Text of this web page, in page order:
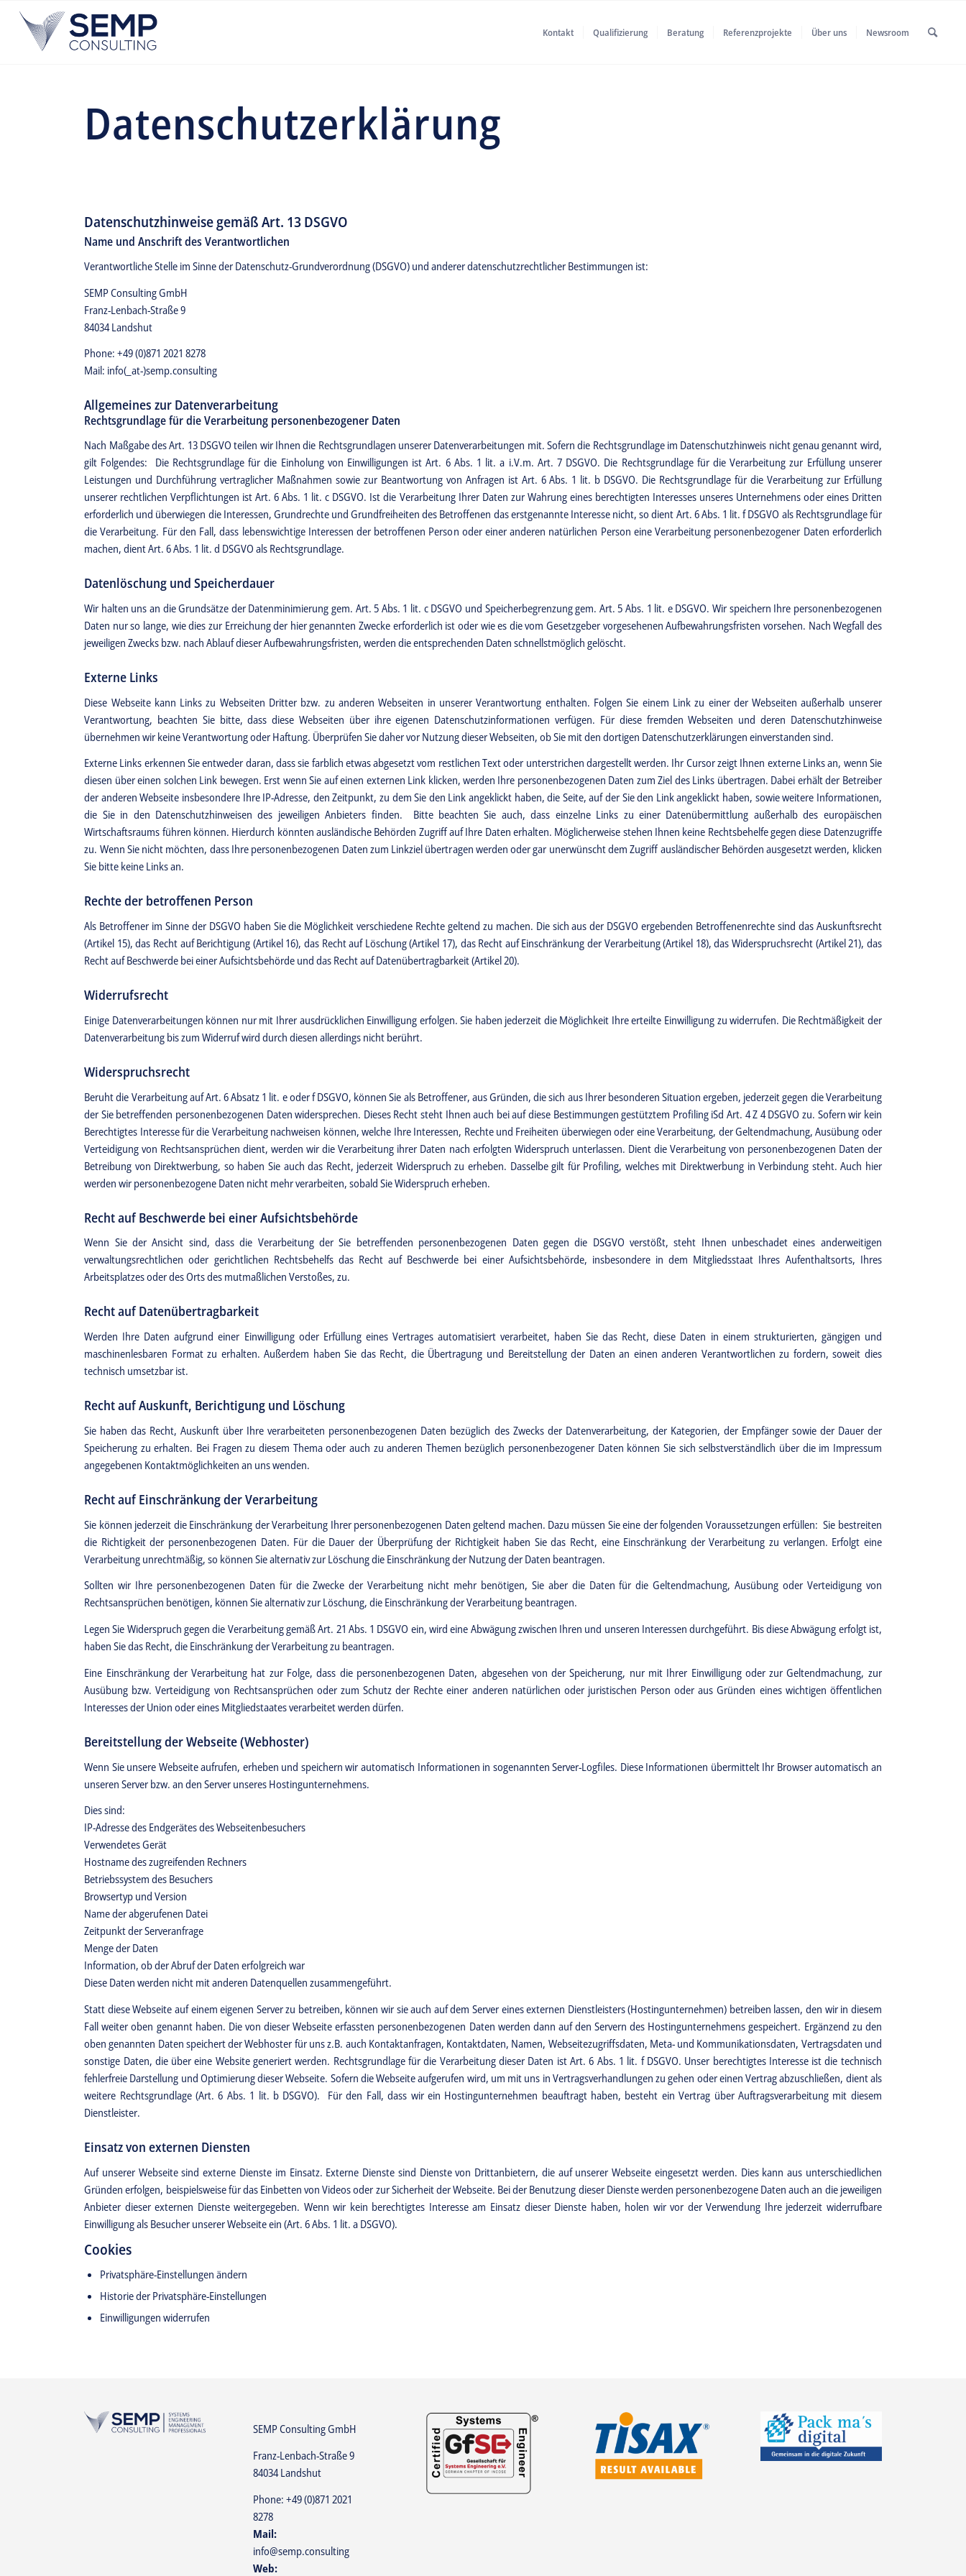
Kontakt Qualifizierung Beratung Referenzprojekte Über uns Newsroom
Datenschutzerklärung
Datenschutzhinweise gemäß Art. 13 DSGVO
Name und Anschrift des Verantwortlichen
Verantwortliche Stelle im Sinne der Datenschutz-Grundverordnung (DSGVO) und anderer datenschutzrechtlicher Bestimmungen ist:
SEMP Consulting GmbH
Franz-Lenbach-Straße 9
84034 Landshut
Phone: +49 (0)871 2021 8278
Mail: info(_at-)semp.consulting
Allgemeines zur Datenverarbeitung
Rechtsgrundlage für die Verarbeitung personenbezogener Daten
Nach Maßgabe des Art. 13 DSGVO teilen wir Ihnen die Rechtsgrundlagen unserer Datenverarbeitungen mit. Sofern die Rechtsgrundlage im Datenschutzhinweis nicht genau genannt wird,
gilt Folgendes: Die Rechtsgrundlage für die Einholung von Einwilligungen ist Art. 6 Abs. 1 lit. a i.V.m. Art. 7 DSGVO. Die Rechtsgrundlage für die Verarbeitung zur Erfüllung unserer
Leistungen und Durchführung vertraglicher Maßnahmen sowie zur Beantwortung von Anfragen ist Art. 6 Abs. 1 lit. b DSGVO. Die Rechtsgrundlage für die Verarbeitung zur Erfüllung
unserer rechtlichen Verpflichtungen ist Art. 6 Abs. 1 lit. c DSGVO. Ist die Verarbeitung Ihrer Daten zur Wahrung eines berechtigten Interesses unseres Unternehmens oder eines Dritten
erforderlich und überwiegen die Interessen, Grundrechte und Grundfreiheiten des Betroffenen das erstgenannte Interesse nicht, so dient Art. 6 Abs. 1 lit. f DSGVO als Rechtsgrundlage für
die Verarbeitung. Für den Fall, dass lebenswichtige Interessen der betroffenen Person oder einer anderen natürlichen Person eine Verarbeitung personenbezogener Daten erforderlich
machen, dient Art. 6 Abs. 1 lit. d DSGVO als Rechtsgrundlage.
Datenlöschung und Speicherdauer
Wir halten uns an die Grundsätze der Datenminimierung gem. Art. 5 Abs. 1 lit. c DSGVO und Speicherbegrenzung gem. Art. 5 Abs. 1 lit. e DSGVO. Wir speichern Ihre personenbezogenen
Daten nur so lange, wie dies zur Erreichung der hier genannten Zwecke erforderlich ist oder wie es die vom Gesetzgeber vorgesehenen Aufbewahrungsfristen vorsehen. Nach Wegfall des
jeweiligen Zwecks bzw. nach Ablauf dieser Aufbewahrungsfristen, werden die entsprechenden Daten schnellstmöglich gelöscht.
Externe Links
Diese Webseite kann Links zu Webseiten Dritter bzw. zu anderen Webseiten in unserer Verantwortung enthalten. Folgen Sie einem Link zu einer der Webseiten außerhalb unserer
Verantwortung, beachten Sie bitte, dass diese Webseiten über ihre eigenen Datenschutzinformationen verfügen. Für diese fremden Webseiten und deren Datenschutzhinweise
übernehmen wir keine Verantwortung oder Haftung. Überprüfen Sie daher vor Nutzung dieser Webseiten, ob Sie mit den dortigen Datenschutzerklärungen einverstanden sind.
Externe Links erkennen Sie entweder daran, dass sie farblich etwas abgesetzt vom restlichen Text oder unterstrichen dargestellt werden. Ihr Cursor zeigt Ihnen externe Links an, wenn Sie
diesen über einen solchen Link bewegen. Erst wenn Sie auf einen externen Link klicken, werden Ihre personenbezogenen Daten zum Ziel des Links übertragen. Dabei erhält der Betreiber
der anderen Webseite insbesondere Ihre IP-Adresse, den Zeitpunkt, zu dem Sie den Link angeklickt haben, die Seite, auf der Sie den Link angeklickt haben, sowie weitere Informationen,
die Sie in den Datenschutzhinweisen des jeweiligen Anbieters finden. Bitte beachten Sie auch, dass einzelne Links zu einer Datenübermittlung außerhalb des europäischen
Wirtschaftsraums führen können. Hierdurch könnten ausländische Behörden Zugriff auf Ihre Daten erhalten. Möglicherweise stehen Ihnen keine Rechtsbehelfe gegen diese Datenzugriffe
zu. Wenn Sie nicht möchten, dass Ihre personenbezogenen Daten zum Linkziel übertragen werden oder gar unerwünscht dem Zugriff ausländischer Behörden ausgesetzt werden, klicken
Sie bitte keine Links an.
Rechte der betroffenen Person
Als Betroffener im Sinne der DSGVO haben Sie die Möglichkeit verschiedene Rechte geltend zu machen. Die sich aus der DSGVO ergebenden Betroffenenrechte sind das Auskunftsrecht
(Artikel 15), das Recht auf Berichtigung (Artikel 16), das Recht auf Löschung (Artikel 17), das Recht auf Einschränkung der Verarbeitung (Artikel 18), das Widerspruchsrecht (Artikel 21), das
Recht auf Beschwerde bei einer Aufsichtsbehörde und das Recht auf Datenübertragbarkeit (Artikel 20).
Widerrufsrecht
Einige Datenverarbeitungen können nur mit Ihrer ausdrücklichen Einwilligung erfolgen. Sie haben jederzeit die Möglichkeit Ihre erteilte Einwilligung zu widerrufen. Die Rechtmäßigkeit der
Datenverarbeitung bis zum Widerruf wird durch diesen allerdings nicht berührt.
Widerspruchsrecht
Beruht die Verarbeitung auf Art. 6 Absatz 1 lit. e oder f DSGVO, können Sie als Betroffener, aus Gründen, die sich aus Ihrer besonderen Situation ergeben, jederzeit gegen die Verarbeitung
der Sie betreffenden personenbezogenen Daten widersprechen. Dieses Recht steht Ihnen auch bei auf diese Bestimmungen gestütztem Profiling iSd Art. 4 Z 4 DSGVO zu. Sofern wir kein
Berechtigtes Interesse für die Verarbeitung nachweisen können, welche Ihre Interessen, Rechte und Freiheiten überwiegen oder eine Verarbeitung, der Geltendmachung, Ausübung oder
Verteidigung von Rechtsansprüchen dient, werden wir die Verarbeitung ihrer Daten nach erfolgten Widerspruch unterlassen. Dient die Verarbeitung von personenbezogenen Daten der
Betreibung von Direktwerbung, so haben Sie auch das Recht, jederzeit Widerspruch zu erheben. Dasselbe gilt für Profiling, welches mit Direktwerbung in Verbindung steht. Auch hier
werden wir personenbezogene Daten nicht mehr verarbeiten, sobald Sie Widerspruch erheben.
Recht auf Beschwerde bei einer Aufsichtsbehörde
Wenn Sie der Ansicht sind, dass die Verarbeitung der Sie betreffenden personenbezogenen Daten gegen die DSGVO verstößt, steht Ihnen unbeschadet eines anderweitigen
verwaltungsrechtlichen oder gerichtlichen Rechtsbehelfs das Recht auf Beschwerde bei einer Aufsichtsbehörde, insbesondere in dem Mitgliedsstaat Ihres Aufenthaltsorts, Ihres
Arbeitsplatzes oder des Orts des mutmaßlichen Verstoßes, zu.
Recht auf Datenübertragbarkeit
Werden Ihre Daten aufgrund einer Einwilligung oder Erfüllung eines Vertrages automatisiert verarbeitet, haben Sie das Recht, diese Daten in einem strukturierten, gängigen und
maschinenlesbaren Format zu erhalten. Außerdem haben Sie das Recht, die Übertragung und Bereitstellung der Daten an einen anderen Verantwortlichen zu fordern, soweit dies
technisch umsetzbar ist.
Recht auf Auskunft, Berichtigung und Löschung
Sie haben das Recht, Auskunft über Ihre verarbeiteten personenbezogenen Daten bezüglich des Zwecks der Datenverarbeitung, der Kategorien, der Empfänger sowie der Dauer der
Speicherung zu erhalten. Bei Fragen zu diesem Thema oder auch zu anderen Themen bezüglich personenbezogener Daten können Sie sich selbstverständlich über die im Impressum
angegebenen Kontaktmöglichkeiten an uns wenden.
Recht auf Einschränkung der Verarbeitung
Sie können jederzeit die Einschränkung der Verarbeitung Ihrer personenbezogenen Daten geltend machen. Dazu müssen Sie eine der folgenden Voraussetzungen erfüllen: Sie bestreiten
die Richtigkeit der personenbezogenen Daten. Für die Dauer der Überprüfung der Richtigkeit haben Sie das Recht, eine Einschränkung der Verarbeitung zu verlangen. Erfolgt eine
Verarbeitung unrechtmäßig, so können Sie alternativ zur Löschung die Einschränkung der Nutzung der Daten beantragen.
Sollten wir Ihre personenbezogenen Daten für die Zwecke der Verarbeitung nicht mehr benötigen, Sie aber die Daten für die Geltendmachung, Ausübung oder Verteidigung von
Rechtsansprüchen benötigen, können Sie alternativ zur Löschung, die Einschränkung der Verarbeitung beantragen.
Legen Sie Widerspruch gegen die Verarbeitung gemäß Art. 21 Abs. 1 DSGVO ein, wird eine Abwägung zwischen Ihren und unseren Interessen durchgeführt. Bis diese Abwägung erfolgt ist,
haben Sie das Recht, die Einschränkung der Verarbeitung zu beantragen.
Eine Einschränkung der Verarbeitung hat zur Folge, dass die personenbezogenen Daten, abgesehen von der Speicherung, nur mit Ihrer Einwilligung oder zur Geltendmachung, zur
Ausübung bzw. Verteidigung von Rechtsansprüchen oder zum Schutz der Rechte einer anderen natürlichen oder juristischen Person oder aus Gründen eines wichtigen öffentlichen
Interesses der Union oder eines Mitgliedstaates verarbeitet werden dürfen.
Bereitstellung der Webseite (Webhoster)
Wenn Sie unsere Webseite aufrufen, erheben und speichern wir automatisch Informationen in sogenannten Server-Logfiles. Diese Informationen übermittelt Ihr Browser automatisch an
unseren Server bzw. an den Server unseres Hostingunternehmens.
Dies sind:
IP-Adresse des Endgerätes des Webseitenbesuchers
Verwendetes Gerät
Hostname des zugreifenden Rechners
Betriebssystem des Besuchers
Browsertyp und Version
Name der abgerufenen Datei
Zeitpunkt der Serveranfrage
Menge der Daten
Information, ob der Abruf der Daten erfolgreich war
Diese Daten werden nicht mit anderen Datenquellen zusammengeführt.
Statt diese Webseite auf einem eigenen Server zu betreiben, können wir sie auch auf dem Server eines externen Dienstleisters (Hostingunternehmen) betreiben lassen, den wir in diesem
Fall weiter oben genannt haben. Die von dieser Webseite erfassten personenbezogenen Daten werden dann auf den Servern des Hostingunternehmens gespeichert. Ergänzend zu den
oben genannten Daten speichert der Webhoster für uns z.B. auch Kontaktanfragen, Kontaktdaten, Namen, Webseitezugriffsdaten, Meta- und Kommunikationsdaten, Vertragsdaten und
sonstige Daten, die über eine Website generiert werden. Rechtsgrundlage für die Verarbeitung dieser Daten ist Art. 6 Abs. 1 lit. f DSGVO. Unser berechtigtes Interesse ist die technisch
fehlerfreie Darstellung und Optimierung dieser Webseite. Sofern die Webseite aufgerufen wird, um mit uns in Vertragsverhandlungen zu gehen oder einen Vertrag abzuschließen, dient als
weitere Rechtsgrundlage (Art. 6 Abs. 1 lit. b DSGVO). Für den Fall, dass wir ein Hostingunternehmen beauftragt haben, besteht ein Vertrag über Auftragsverarbeitung mit diesem
Dienstleister.
Einsatz von externen Diensten
Auf unserer Webseite sind externe Dienste im Einsatz. Externe Dienste sind Dienste von Drittanbietern, die auf unserer Webseite eingesetzt werden. Dies kann aus unterschiedlichen
Gründen erfolgen, beispielsweise für das Einbetten von Videos oder zur Sicherheit der Webseite. Bei der Benutzung dieser Dienste werden personenbezogene Daten auch an die jeweiligen
Anbieter dieser externen Dienste weitergegeben. Wenn wir kein berechtigtes Interesse am Einsatz dieser Dienste haben, holen wir vor der Verwendung Ihre jederzeit widerrufbare
Einwilligung als Besucher unserer Webseite ein (Art. 6 Abs. 1 lit. a DSGVO).
Cookies
Privatsphäre-Einstellungen ändern
Historie der Privatsphäre-Einstellungen
Einwilligungen widerrufen
SEMP Consulting GmbH
Franz-Lenbach-Straße 9
84034 Landshut
Phone:+49 (0)871 2021
8278
Mail:
info@semp.consulting
Web: